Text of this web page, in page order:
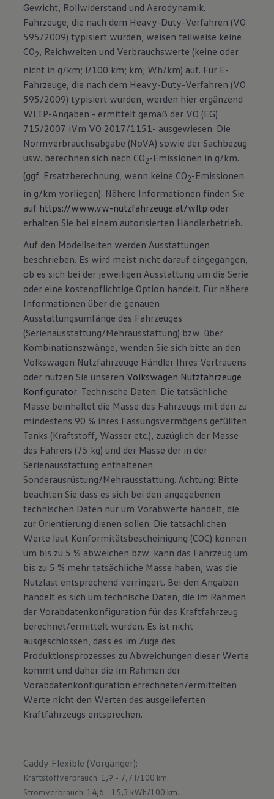
Gewicht, Rollwiderstand und Aerodynamik.
Fahrzeuge, die nach dem Heavy-Duty-Verfahren (VO
595/2009) typisiert wurden, weisen teilweise keine
CO2, Reichweiten und Verbrauchswerte (keine oder
nicht in g/km; l/100 km; km; Wh/km) auf. Für E-
Fahrzeuge, die nach dem Heavy-Duty-Verfahren (VO
595/2009) typisiert wurden, werden hier ergänzend
WLTP-Angaben - ermittelt gemäß der VO (EG)
715/2007 iVm VO 2017/1151- ausgewiesen. Die
Normverbrauchsabgabe (NoVA) sowie der Sachbezug
usw. berechnen sich nach CO2-Emissionen in g/km.
(ggf. Ersatzberechnung, wenn keine CO2-Emissionen
in g/km vorliegen). Nähere Informationen finden Sie
auf https://www.vw-nutzfahrzeuge.at/wltp oder
erhalten Sie bei einem autorisierten Händlerbetrieb.
Auf den Modellseiten werden Ausstattungen
beschrieben. Es wird meist nicht darauf eingegangen,
ob es sich bei der jeweiligen Ausstattung um die Serie
oder eine kostenpflichtige Option handelt. Für nähere
Informationen über die genauen
Ausstattungsumfänge des Fahrzeuges
(Serienausstattung/Mehrausstattung) bzw. über
Kombinationszwänge, wenden Sie sich bitte an den
Volkswagen Nutzfahrzeuge Händler Ihres Vertrauens
oder nutzen Sie unseren Volkswagen Nutzfahrzeuge
Konfigurator. Technische Daten: Die tatsächliche
Masse beinhaltet die Masse des Fahrzeugs mit den zu
mindestens 90 % ihres Fassungsvermögens gefüllten
Tanks (Kraftstoff, Wasser etc.), zuzüglich der Masse
des Fahrers (75 kg) und der Masse der in der
Serienausstattung enthaltenen
Sonderausrüstung/Mehrausstattung. Achtung: Bitte
beachten Sie dass es sich bei den angegebenen
technischen Daten nur um Vorabwerte handelt, die
zur Orientierung dienen sollen. Die tatsächlichen
Werte laut Konformitätsbescheinigung (COC) können
um bis zu 5 % abweichen bzw. kann das Fahrzeug um
bis zu 5 % mehr tatsächliche Masse haben, was die
Nutzlast entsprechend verringert. Bei den Angaben
handelt es sich um technische Daten, die im Rahmen
der Vorabdatenkonfiguration für das Kraftfahrzeug
berechnet/ermittelt wurden. Es ist nicht
ausgeschlossen, dass es im Zuge des
Produktionsprozesses zu Abweichungen dieser Werte
kommt und daher die im Rahmen der
Vorabdatenkonfiguration errechneten/ermittelten
Werte nicht den Werten des ausgelieferten
Kraftfahrzeugs entsprechen.
Caddy Flexible (Vorgänger):
Kraftstoffverbrauch: 1,9 - 7,7 l/100 km.
Stromverbrauch: 14,6 - 15,3 kWh/100 km.